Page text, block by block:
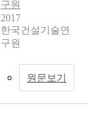
구원
2017
한국건설기술연
구원
원문보기